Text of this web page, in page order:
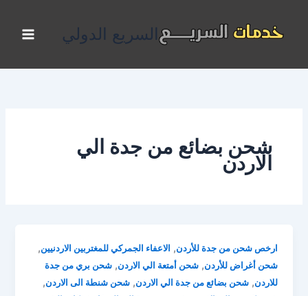
المحتوى
السريع الدولي
شحن بضائع من جدة الي
الاردن
ارخص شحن من جدة للأردن, الاعفاء الجمركي للمغتربين الاردنيين,
شحن أغراض للأردن,شحن أمتعة الي الاردن,شحن بري من جدة
للاردن,شحن بضائع من جدة الي الاردن,شحن شنطة الى الاردن,